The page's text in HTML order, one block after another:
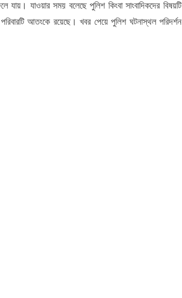
যাওয়ার সময় বলেছে পুলিশ কিংবা সাংবাদিকদের বিষয়টি
আতংকে রয়েছে। খবর পেয়ে পুলিশ ঘটনাস্থল পরিদর্শন